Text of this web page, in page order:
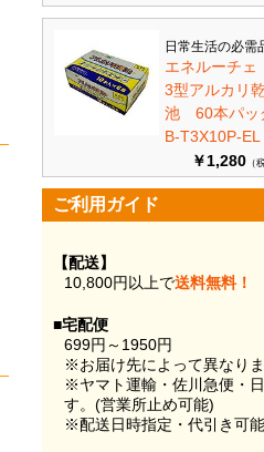
日常生活の必需
エネルーチ
3型アルカリ
池 60本パ
B-T3X10P-EL
￥1,280 （
ご利用ガイド
【配送】
10,800円以上で送料無料！
■宅配便
699円～1950円
※お届け先によって異なりま
※ヤマト運輸・佐川急便・
す。(営業所止め可能)
※配送日時指定・代引き可能